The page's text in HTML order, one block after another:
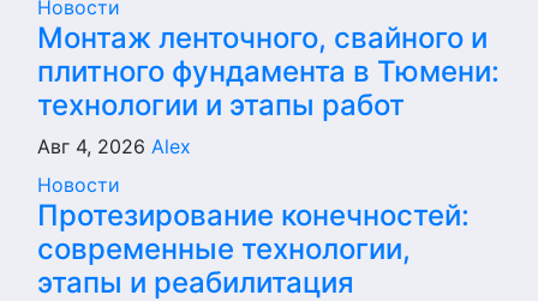
Новости
Монтаж ленточного, свайного и
плитного фундамента в Тюмени:
технологии и этапы работ
Авг 4, 2026 Alex
Новости
Протезирование конечностей:
современные технологии,
этапы и реабилитация